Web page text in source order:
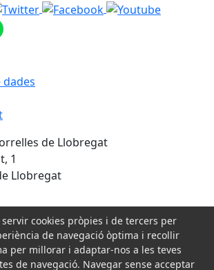
de Llobregat
1
Llobregat
de:
cookies pròpies i de tercers per
de navegació òptima i recollir
per millorar i adaptar-nos a les teves
de navegació. Navegar sense acceptar